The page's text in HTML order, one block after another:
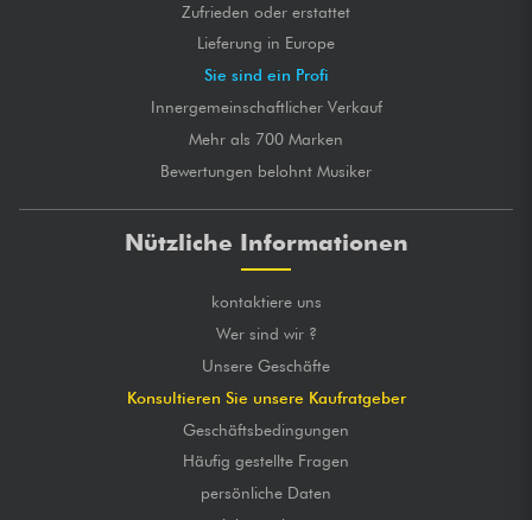
Zufrieden oder erstattet
Lieferung in Europe
Sie sind ein Profi
Innergemeinschaftlicher Verkauf
Mehr als 700 Marken
Bewertungen belohnt Musiker
Nützliche Informationen
kontaktiere uns
Wer sind wir ?
Unsere Geschäfte
Konsultieren Sie unsere Kaufratgeber
Geschäftsbedingungen
Häufig gestellte Fragen
persönliche Daten